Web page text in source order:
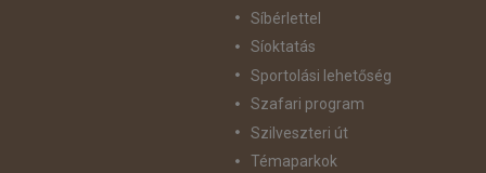
Síbérlettel
Síoktatás
Sportolási lehetőség
Szafari program
Szilveszteri út
Témaparkok